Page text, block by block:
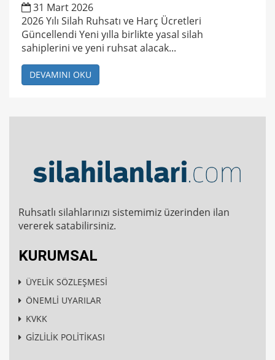
31 Mart 2026
2026 Yılı Silah Ruhsatı ve Harç Ücretleri
Güncellendi Yeni yılla birlikte yasal silah
sahiplerini ve yeni ruhsat alacak...
DEVAMINI OKU
Ruhsatlı silahlarınızı sistemimiz üzerinden ilan
vererek satabilirsiniz.
KURUMSAL
ÜYELİK SÖZLEŞMESİ
ÖNEMLİ UYARILAR
KVKK
GİZLİLİK POLİTİKASI